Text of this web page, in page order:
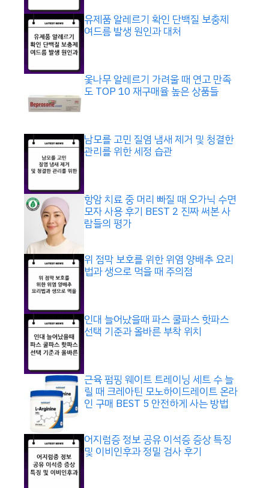
유제품 알레르기 확인 단백질 보충제
여드름 발생 원인과 대처
옻나무 알레르기 가려울 때 연고 만족
도 TOP 10 재구매율 높은 상품들
남모를 고민 질염 냄새 제거 및 청결한
관리를 위한 세정 습관
항암 치료 중 머리 빠질 때 오가닉 수면
모자 사용 후기 BEST 2 진짜 써본 사
람들의 평가
위 점막 보호를 위한 위염 양배추 요리
법과 생으로 먹을 때 주의점
인대 늘어났을때 파스 쿨파스 핫파스
선택 기준과 올바른 부착 위치
근육 펌핑 웨이트 트레이닝 세트 수 늘
릴 때 크레아틴 모노하이드레이트 온라
인 구매 BEST 5 안전하게 사는 방법
어지럼증 정보 공유 이석증 증상 특징
및 이비인후과 정밀 검사 후기